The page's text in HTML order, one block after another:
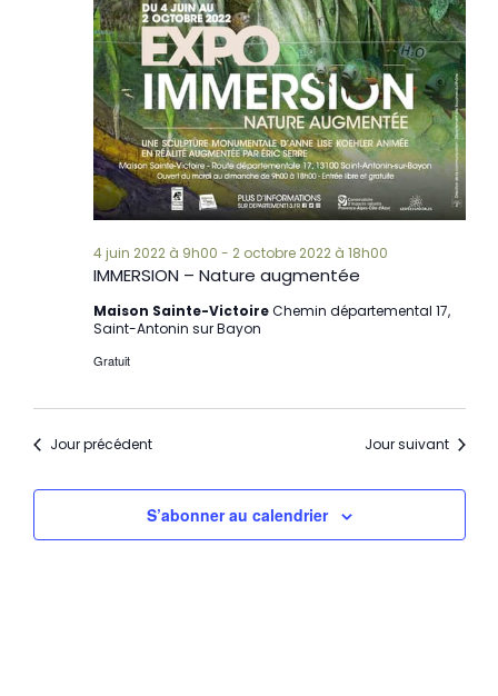
IMMERSION – Nature augmentée
4 juin 2022 à 9h00 - 2 octobre 2022 à 18h00
Maison Sainte-VictoireChemin départemental 17,
Saint-Antonin sur Bayon
Gratuit
Jour précédent Jour suivant
S’abonner au calendrier